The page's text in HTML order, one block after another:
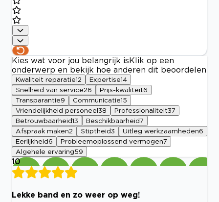
Kies wat voor jou belangrijk is Klik op een
onderwerp en bekijk hoe anderen dit beoordelen
Kwaliteit reparatie12 Expertise14
Snelheid van service26 Prijs-kwaliteit6
Transparantie9 Communicatie15
Vriendelijkheid personeel 38 Professionaliteit37
Betrouwbaarheid13 Beschikbaarheid7
Afspraak maken2 Stiptheid3 Uitleg werkzaamheden6
Eerlijkheid 6 Probleemoplossend vermogen7
Algehele ervaring59
10
Lekke band en zo weer op weg!